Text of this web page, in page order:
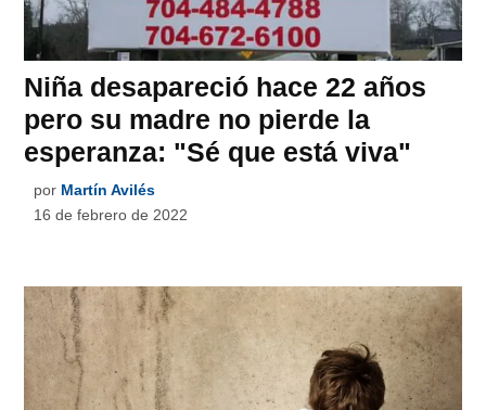
Niña desapareció hace 22 años
pero su madre no pierde la
esperanza: "Sé que está viva"
por Martín Avilés
16 de febrero de 2022